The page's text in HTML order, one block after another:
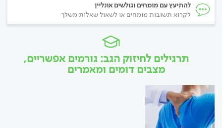
להתיעץ עם מומחים וגולשים אונליין
לקרוא תשובות מומחים או לשאול שאלות משלך
תרגילים לחיזוק הגב: גורמים אפשריים,
מצבים דומים ומאמרים